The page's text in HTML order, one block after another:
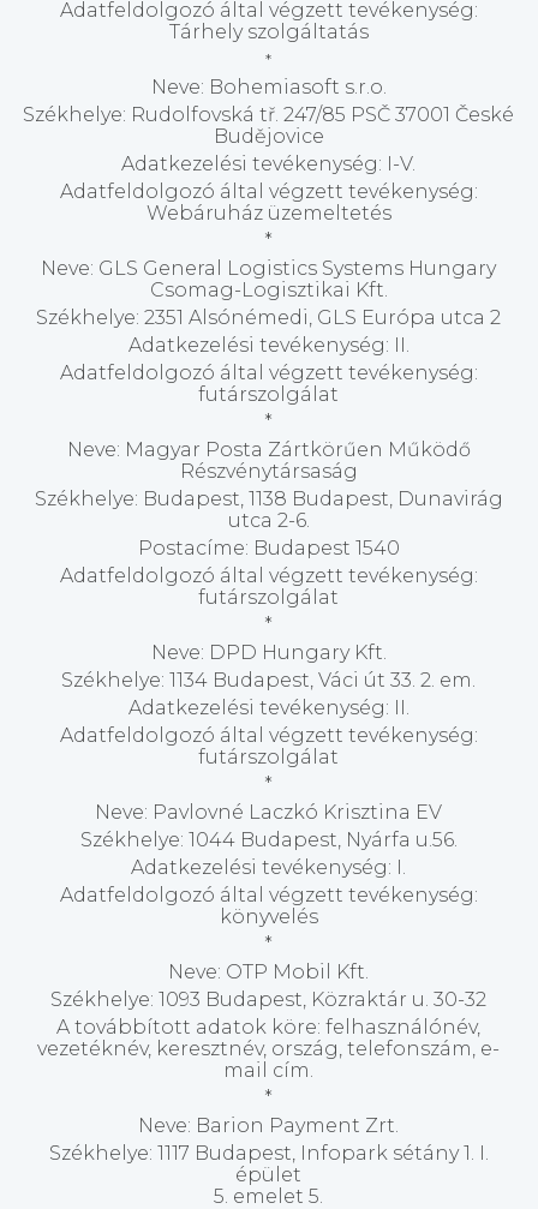
Adatfeldolgozó által végzett tevékenység:
Tárhely szolgáltatás
*
Neve: Bohemiasoft s.r.o.
Székhelye: Rudolfovská tř. 247/85 PSČ 37001 České
Budějovice
Adatkezelési tevékenység: I-V.
Adatfeldolgozó által végzett tevékenység:
Webáruház üzemeltetés
*
Neve: GLS General Logistics Systems Hungary
Csomag-Logisztikai Kft.
Székhelye: 2351 Alsónémedi, GLS Európa utca 2
Adatkezelési tevékenység: II.
Adatfeldolgozó által végzett tevékenység:
futárszolgálat
*
Neve: Magyar Posta Zártkörűen Működő
Részvénytársaság
Székhelye: Budapest, 1138 Budapest, Dunavirág
utca 2-6.
Postacíme: Budapest 1540
Adatfeldolgozó által végzett tevékenység:
futárszolgálat
*
Neve: DPD Hungary Kft.
Székhelye: 1134 Budapest, Váci út 33. 2. em.
Adatkezelési tevékenység: II.
Adatfeldolgozó által végzett tevékenység:
futárszolgálat
*
Neve: Pavlovné Laczkó Krisztina EV
Székhelye: 1044 Budapest, Nyárfa u.56.
Adatkezelési tevékenység: I.
Adatfeldolgozó által végzett tevékenység:
könyvelés
*
Neve: OTP Mobil Kft.
Székhelye: 1093 Budapest, Közraktár u. 30-32
A továbbított adatok köre: felhasználónév,
vezetéknév, keresztnév, ország, telefonszám, e-
mail cím.
*
Neve: Barion Payment Zrt.
Székhelye: 1117 Budapest, Infopark sétány 1. I.
épület
5. emelet 5.